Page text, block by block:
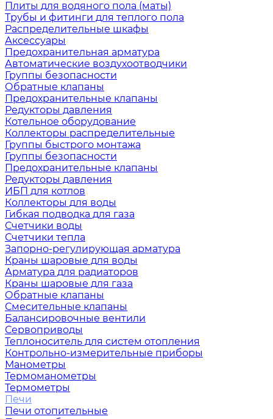
Плиты для водяного пола (маты)
Трубы и фитинги для теплого пола
Распределительные шкафы
Аксессуары
Предохранительная арматура
Автоматические воздухоотводчики
Группы безопасности
Обратные клапаны
Предохранительные клапаны
Редукторы давления
Котельное оборудование
Коллекторы распределительные
Группы быстрого монтажа
Группы безопасности
Предохранительные клапаны
Редукторы давления
ИБП для котлов
Коллекторы для воды
Гибкая подводка для газа
Счетчики воды
Счетчики тепла
Запорно-регулирующая арматура
Краны шаровые для воды
Арматура для радиаторов
Краны шаровые для газа
Обратные клапаны
Смесительные клапаны
Балансировочные вентили
Сервоприводы
Теплоноситель для систем отопления
Контрольно-измерительные приборы
Манометры
Термоманометры
Термометры
Печи
Печи отопительные